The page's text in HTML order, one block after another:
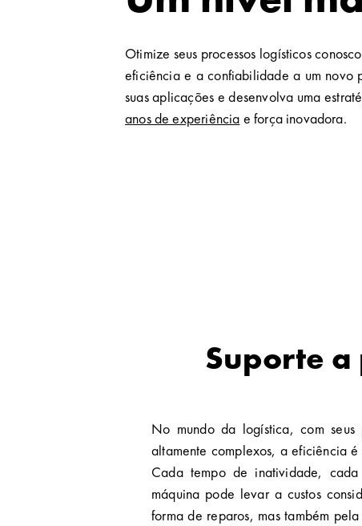
Otimize seus processos logísticos
eficiência e a confiabilidade a um novo
suas aplicações e desenvolva uma
anos de experiência e força inovadora.
Suporte a
No mundo da logística, com seus
altamente complexos, a eficiência
Cada tempo de inatividade, cada
máquina pode levar a custos
forma de reparos, mas também